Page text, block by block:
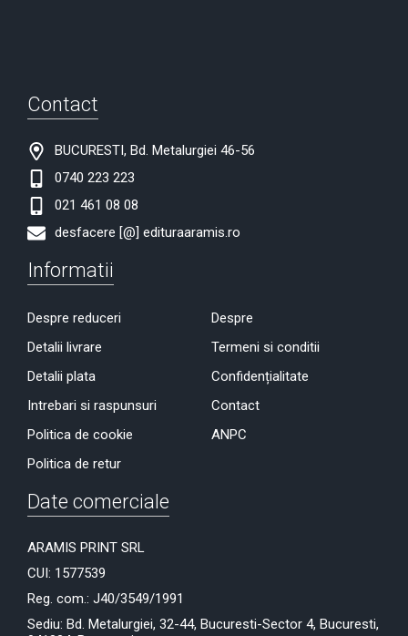
Contact
BUCURESTI, Bd. Metalurgiei 46-56
0740 223 223
021 461 08 08
desfacere [@] edituraaramis.ro
Informatii
Despre reduceri
Detalii livrare
Detalii plata
Intrebari si raspunsuri
Politica de cookie
Politica de retur
Despre
Termeni si conditii
Confidențialitate
Contact
ANPC
Date comerciale
ARAMIS PRINT SRL
CUI: 1577539
Reg. com.: J40/3549/1991
Sediu: Bd. Metalurgiei, 32-44, Bucuresti-Sector 4, Bucuresti,